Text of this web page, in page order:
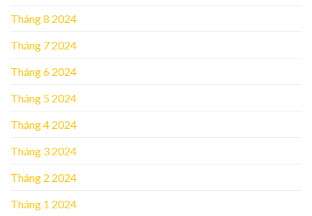
Tháng 8 2024
Tháng 7 2024
Tháng 6 2024
Tháng 5 2024
Tháng 4 2024
Tháng 3 2024
Tháng 2 2024
Tháng 1 2024